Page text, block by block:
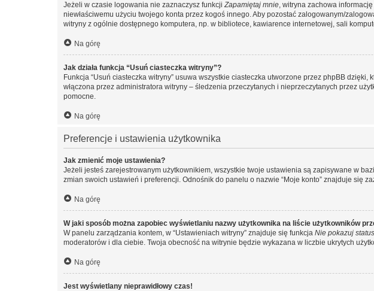
Jeżeli w czasie logowania nie zaznaczysz funkcjiZapamiętaj mnie, witryna zachowa
niewłaściwemu użyciu twojego konta przez kogoś innego. Aby pozostać zalogowanym/
witryny z ogólnie dostępnego komputera, np. w bibliotece, kawiarence internetowej, sali
Na górę
Jak działa funkcja “Usuń ciasteczka witryny”?
Funkcja “Usuń ciasteczka witryny” usuwa wszystkie ciasteczka utworzone przez phpBB
włączona przez administratora witryny – śledzenia przeczytanych i nieprzeczytanych przez
pomocne.
Na górę
Preferencje i ustawienia użytkownika
Jak zmienić moje ustawienia?
Jeżeli jesteś zarejestrowanym użytkownikiem, wszystkie twoje ustawienia są zapisywane w
zmian swoich ustawień i preferencji. Odnośnik do panelu o nazwie “Moje konto” znajduje się
Na górę
W jaki sposób można zapobiec wyświetlaniu nazwy użytkownika na liście użytkowników
W panelu zarządzania kontem, w “Ustawieniach witryny” znajduje się funkcja Nie pokazuj
moderatorów i dla ciebie. Twoja obecność na witrynie będzie wykazana w liczbie ukrytych
Na górę
Jest wyświetlany nieprawidłowy czas!